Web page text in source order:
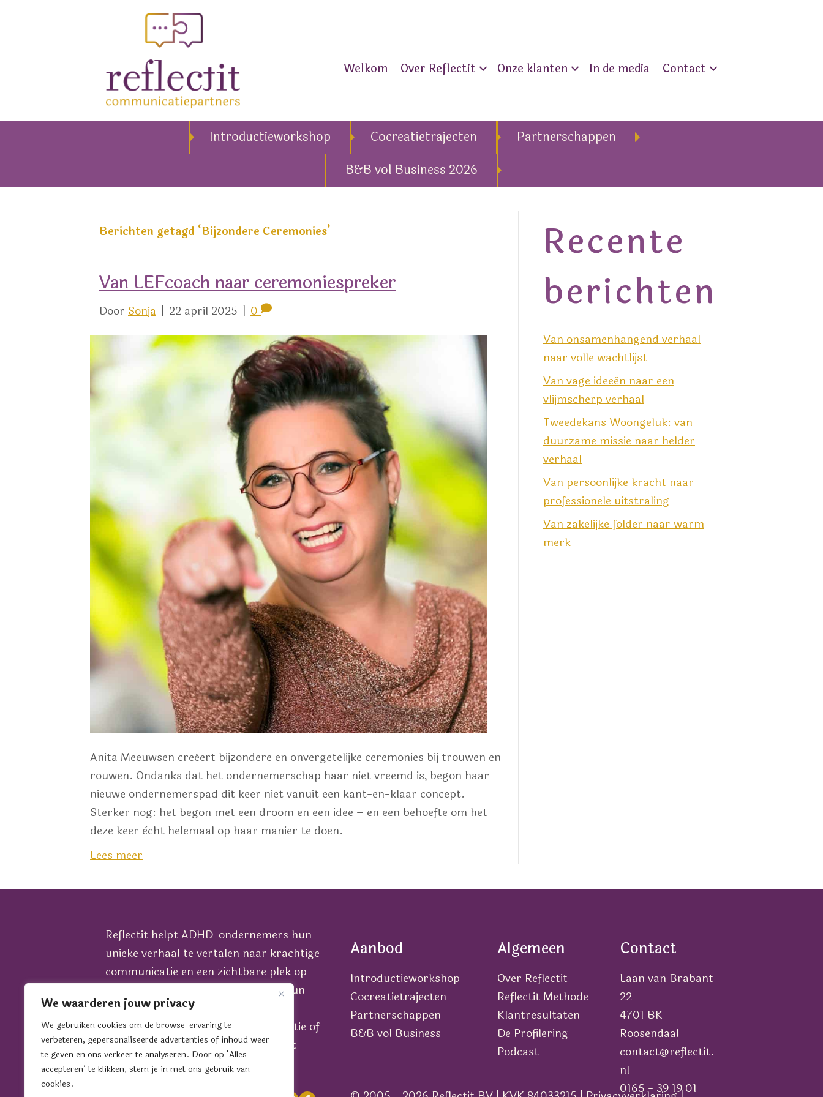
We waarderen jouw privacy
We gebruiken cookies om de browse-ervaring te
verbeteren, gepersonaliseerde advertenties of inhoud weer
te geven en ons verkeer te analyseren. Door op ‘Alles
accepteren’ te klikken, stem je in met ons gebruik van
cookies.
Welkom Over Reflectit Onze klanten In de media Contact
Introductieworkshop Cocreatietrajecten
Partnerschappen
B&B vol Business 2026
Berichten getagd ‘Bijzondere Ceremonies’
Van LEFcoach naar ceremoniespreker
Door Sonja | 22 april 2025 | 0
Anita Meeuwsen creëert bijzondere en onvergetelijke ceremonies bij trouwen en
rouwen. Ondanks dat het ondernemerschap haar niet vreemd is, begon haar
nieuwe ondernemerspad dit keer niet vanuit een kant-en-klaar concept.
Sterker nog: het begon met een droom en een idee – en een behoefte om het
deze keer ècht helemaal op haar manier te doen.
Lees meer
Recente
berichten
Van onsamenhangend verhaal
naar volle wachtlijst
Van vage ideeën naar een
vlijmscherp verhaal
Tweedekans Woongeluk: van
duurzame missie naar helder
verhaal
Van persoonlijke kracht naar
professionele uitstraling
Van zakelijke folder naar warm
merk
Reflectit helpt ADHD-ondernemers hun
unieke verhaal te vertalen naar krachtige
communicatie en een zichtbare plek op
het juiste podium, in alle fases van hun
bedrijf.
Wil je sparren over jouw communicatie of
groei? Plan dan een koffiedate in met
Sonja.
Aanbod
Introductieworkshop
Cocreatietrajecten
Partnerschappen
B&B vol Business
Algemeen
Over Reflectit
Reflectit Methode
Klantresultaten
De Profilering
Podcast
Contact
Laan van Brabant
22
4701 BK
Roosendaal
contact@reflectit.
nl
0165 - 39 19 01